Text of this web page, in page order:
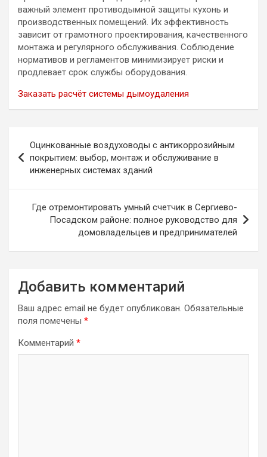
важный элемент противодымной защиты кухонь и
производственных помещений. Их эффективность
зависит от грамотного проектирования, качественного
монтажа и регулярного обслуживания. Соблюдение
нормативов и регламентов минимизирует риски и
продлевает срок службы оборудования.
Заказать расчёт системы дымоудаления
по
записям
Оцинкованные воздуховоды с антикоррозийным
покрытием: выбор, монтаж и обслуживание в
инженерных системах зданий
Где отремонтировать умный счетчик в Сергиево-
Посадском районе: полное руководство для
домовладельцев и предпринимателей
Добавить комментарий
Ваш адрес email не будет опубликован. Обязательные
поля помечены *
Комментарий *